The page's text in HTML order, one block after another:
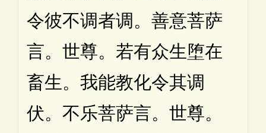
令彼不调者调。善意菩萨
言。世尊。若有众生堕在
畜生。我能教化令其调
伏。不乐菩萨言。世尊。